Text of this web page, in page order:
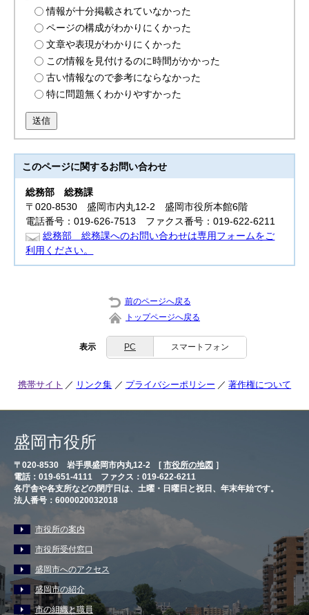
情報が十分掲載されていなかった
ページの構成がわかりにくかった
文章や表現がわかりにくかった
この情報を見付けるのに時間がかかった
古い情報なので参考にならなかった
特に問題無くわかりやすかった
送信
このページに関するお問い合わせ
総務部総務課
〒020-8530 盛岡市内丸12-2 盛岡市役所本館6階
電話番号：019-626-7513 ファクス番号：019-622-6211
総務部 総務課へのお問い合わせは専用フォームをご
利用ください。
前のページへ戻る
トップページへ戻る
表示 PC スマートフォン
携帯サイト リンク集 プライバシーポリシー 著作権について
盛岡市役所
〒020-8530 岩手県盛岡市内丸12-2 [ 市役所の地図 ］
電話：019-651-4111 ファクス：019-622-6211
各庁舎や各支所などの閉庁日は、土曜・日曜日と祝日、年末年始です。
法人番号：6000020032018
市役所の案内
市役所受付窓口
盛岡市へのアクセス
盛岡市の紹介
市の組織と職員